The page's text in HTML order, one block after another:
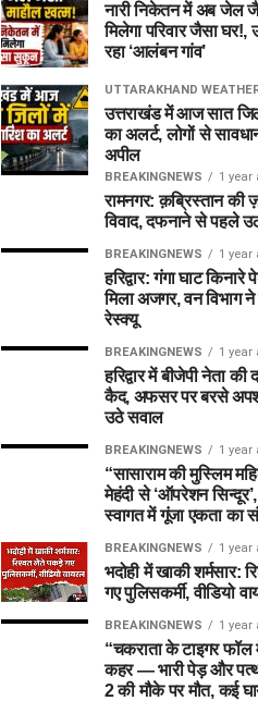
नारी निकेतन में अब जेल
मिलेगा परिवार जैसा घर!,
रहा ‘आलंबन गांव’
UTTARAKHAND
उत्तराखंड में आज सात
का अलर्ट, लोगों से
अपील
BREAKINGNEWS 1 year
रामनगर: क़ब्रिस्तान की
विवाद, दफनाने से पहले
BREAKINGNEWS 1 year
हरिद्वार: गंगा घाट किनारे
मिला अजगर, वन विभाग ने
रेस्क्यू
BREAKINGNEWS 1 year
हरिद्वार में बीजेपी नेता
कैद, अफसर पर बरसे
उठे सवाल
BREAKINGNEWS 1 year
“सासाराम की मुस्लिम
मेहंदी से ‘ऑपरेशन सिन्दूर’,
स्वागत में गूंजा एकता का
BREAKINGNEWS 1 year
भदोही में खाकी शर्मसार:
गए पुलिसकर्मी, वीडियो
BREAKINGNEWS 1 year
“चकराता के टाइगर फॉल
कहर — भारी पेड़ और
2 की मौके पर मौत, कई